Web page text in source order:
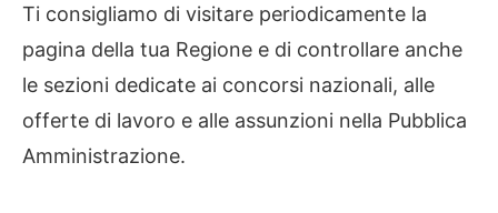
Ti consigliamo di visitare periodicamente la
pagina della tua Regione e di controllare anche
le sezioni dedicate ai concorsi nazionali, alle
offerte di lavoro e alle assunzioni nella Pubblica
Amministrazione.